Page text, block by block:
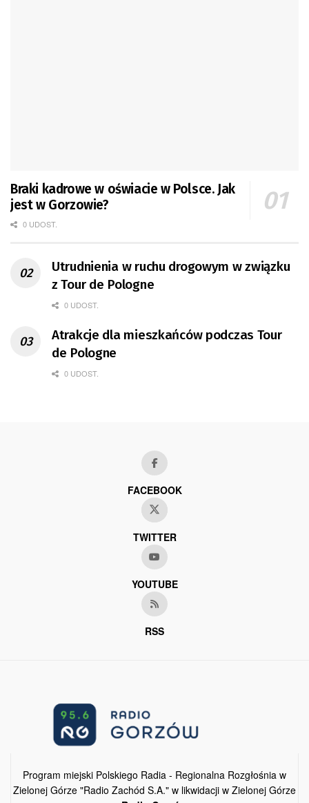
Braki kadrowe w oświacie w Polsce. Jak
jest w Gorzowie?
0 UDOST.
Utrudnienia w ruchu drogowym w związku
z Tour de Pologne
0 UDOST.
Atrakcje dla mieszkańców podczas Tour
de Pologne
0 UDOST.
FACEBOOK
TWITTER
YOUTUBE
RSS
Program miejski Polskiego Radia - Regionalna Rozgłośnia w
Zielonej Górze "Radio Zachód S.A." w likwidacji w Zielonej Górze